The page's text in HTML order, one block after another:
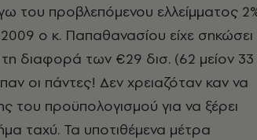
του προβλεπόμενου ελλείμματος
ο κ. Παπαθανασίου είχε σηκώσει
διαφορά των €29 δισ. (62 μείον 33
οι πάντες! Δεν χρειαζόταν καν να
του προϋπολογισμού για να ξέρει
ταχύ. Τα υποτιθέμενα μέτρα